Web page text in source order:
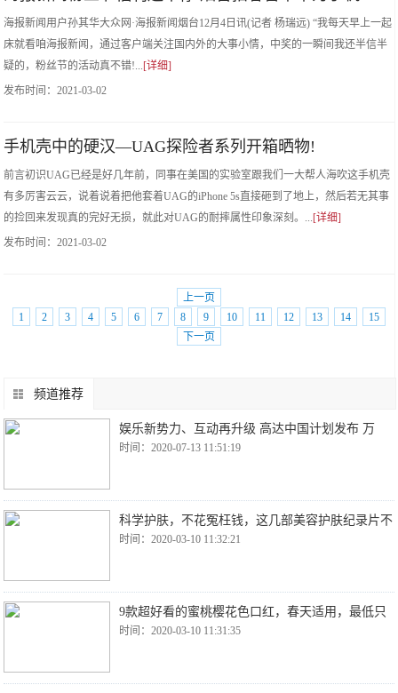
海报新闻用户孙其华大众网·海报新闻烟台12月4日讯(记者 杨瑞远) “我每天早上一起
床就看咱海报新闻，通过客户端关注国内外的大事小情，中奖的一瞬间我还半信半
疑的，粉丝节的活动真不错!...[详细]
发布时间：2021-03-02
手机壳中的硬汉—UAG探险者系列开箱晒物!
前言初识UAG已经是好几年前，同事在美国的实验室跟我们一大帮人海吹这手机壳
有多厉害云云，说着说着把他套着UAG的iPhone 5s直接砸到了地上，然后若无其事
的捡回来发现真的完好无损，就此对UAG的耐摔属性印象深刻。...[详细]
发布时间：2021-03-02
上一页
1
2 3 4 5 6 7 8 9 10 11 12 13 14
15
下一页
频道推荐
娱乐新势力、互动再升级 高达中国计划发布 万
时间：2020-07-13 11:51:19
科学护肤，不花冤枉钱，这几部美容护肤纪录片不
时间：2020-03-10 11:32:21
9款超好看的蜜桃樱花色口红，春天适用，最低只
时间：2020-03-10 11:31:35